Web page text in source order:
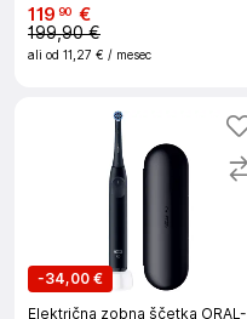
119 90 €
199,90 €
ali od 11,27 € / mesec
-34,00 €
Električna zobna ščetka ORAL-